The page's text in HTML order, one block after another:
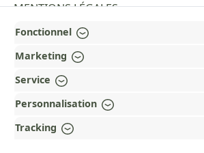
MENTIONS LÉGALES
PAYMENT AND SHIPPING METHODS
RÉCOMPENSÉ ET CERTIFIÉ !
OUR COMMUNITIES
Fonctionnel
Marketing
Service
Personnalisation
Tracking